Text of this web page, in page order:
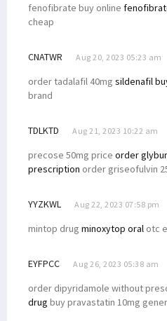
fenofibrate buy online
cheap
CNATWR Aug 20, 2023 05:23 am
order tadalafil 40mg sildenafil
brand
TDLKTD Aug 21, 2023 10:22 am
precose 50mg price order
prescription order griseofulvin
YYZKWL Aug 22, 2023 07:58 pm
mintop drug minoxytop oral otc
EYFPCC Aug 26, 2023 05:38 am
order dipyridamole without
drug buy pravastatin 10mg